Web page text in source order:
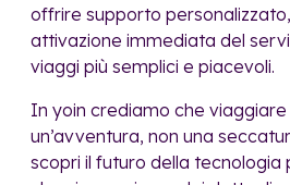
offrire supporto
attivazione immediata del
viaggi più semplici e piacevoli.
In yoin crediamo che
un’avventura, non una
scopri il futuro della tecnologia